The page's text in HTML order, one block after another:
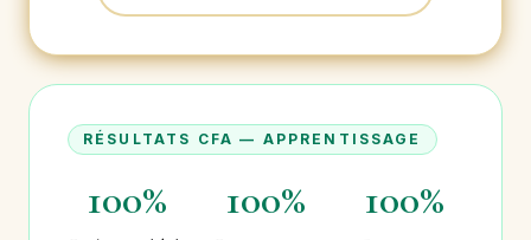
RÉSULTATS CFA — APPRENTISSAGE
100% 100% 100%